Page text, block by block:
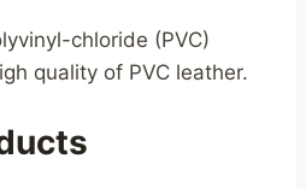
chloride (PVC)
quality of PVC leather.